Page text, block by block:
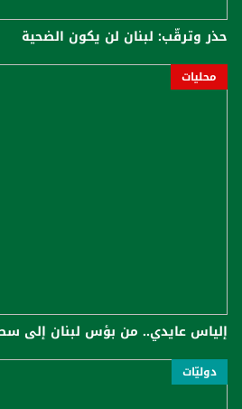
حذر وترقّب: لبنان لن يكون الضحية
محليات
إلياس عايدي.. من بؤس لبنان إلى
دوليّات